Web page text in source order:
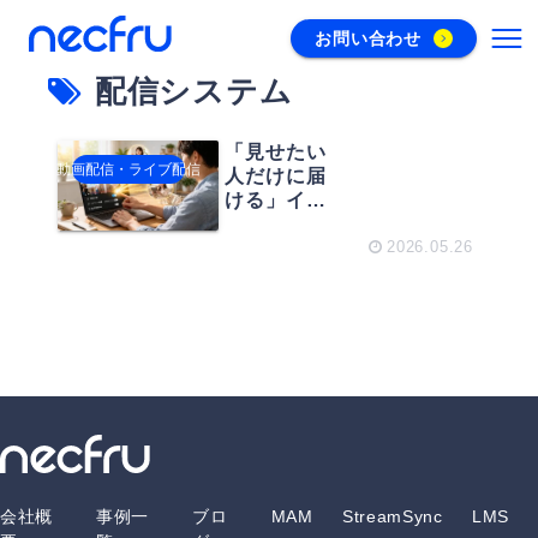
お問い合わせ
配信システム
動画配信・ライブ配信
「見せたい
人だけに届
ける」イベ
2026.05.26
会社概
事例一
ブロ
MAM StreamSync LMS